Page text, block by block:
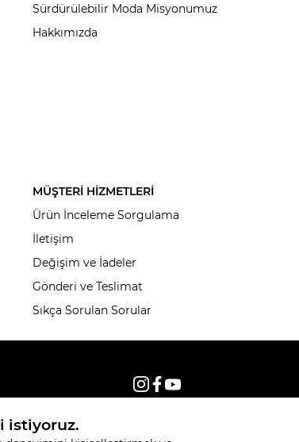
Sürdürülebilir Moda Misyonumuz
Hakkımızda
MÜŞTERİ HİZMETLERİ
Ürün İnceleme Sorgulama
İletişim
Değişim ve İadeler
Gönderi ve Teslimat
Sıkça Sorulan Sorular
© 2026, Tüm hakları saklıdır KNITSS